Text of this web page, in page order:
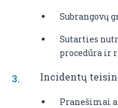
Subrangovų
Sutarties
procedūra ir
Incidentų
Pranešimai